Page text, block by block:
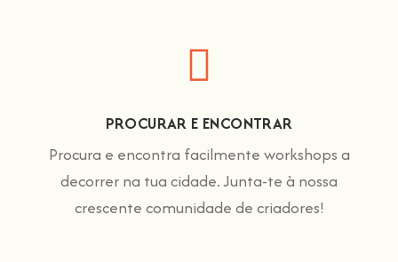
PROCURAR E ENCONTRAR
Procura e encontra facilmente workshops a
decorrer na tua cidade. Junta-te à nossa
crescente comunidade de criadores!